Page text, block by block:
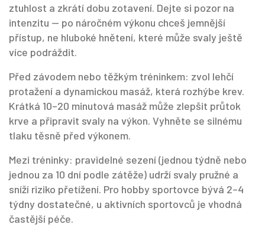
ztuhlost a zkrátí dobu zotavení. Dejte si pozor na
intenzitu — po náročném výkonu chceš jemnější
přístup, ne hluboké hnětení, které může svaly ještě
více podráždit.
Před závodem nebo těžkým tréninkem: zvol lehčí
protažení a dynamickou masáž, která rozhýbe krev.
Krátká 10–20 minutová masáž může zlepšit průtok
krve a připravit svaly na výkon. Vyhněte se silnému
tlaku těsně před výkonem.
Mezi tréninky: pravidelné sezení (jednou týdně nebo
jednou za 10 dní podle zátěže) udrží svaly pružné a
sníží riziko přetížení. Pro hobby sportovce bývá 2–4
týdny dostatečné, u aktivních sportovců je vhodná
častější péče.